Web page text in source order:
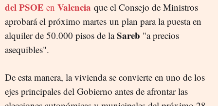
del PSOE en Valencia que el Consejo de Ministros
aprobará el próximo martes un plan para la puesta en
alquiler de 50.000 pisos de laSareb "a precios
asequibles".
De esta manera, la vivienda se convierte en uno de los
ejes principales del Gobierno antes de afrontar las